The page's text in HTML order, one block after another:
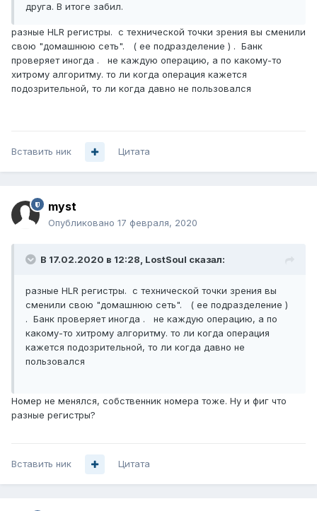
друга. В итоге забил.
разные HLR регистры. с технической точки зрения вы сменили
свою "домашнюю сеть". ( ее подразделение ) . Банк
проверяет иногда . не каждую операцию, а по какому-то
хитрому алгоритму. то ли когда операция кажется
подозрительной, то ли когда давно не пользовался
Вставить ник Цитата
myst
Опубликовано 17 февраля, 2020
В 17.02.2020 в 12:28, LostSoul сказал:
разные HLR регистры. с технической точки зрения вы
сменили свою "домашнюю сеть". ( ее подразделение )
. Банк проверяет иногда . не каждую операцию, а по
какому-то хитрому алгоритму. то ли когда операция
кажется подозрительной, то ли когда давно не
пользовался
Номер не менялся, собственник номера тоже. Ну и фиг что
разные регистры?
Вставить ник Цитата